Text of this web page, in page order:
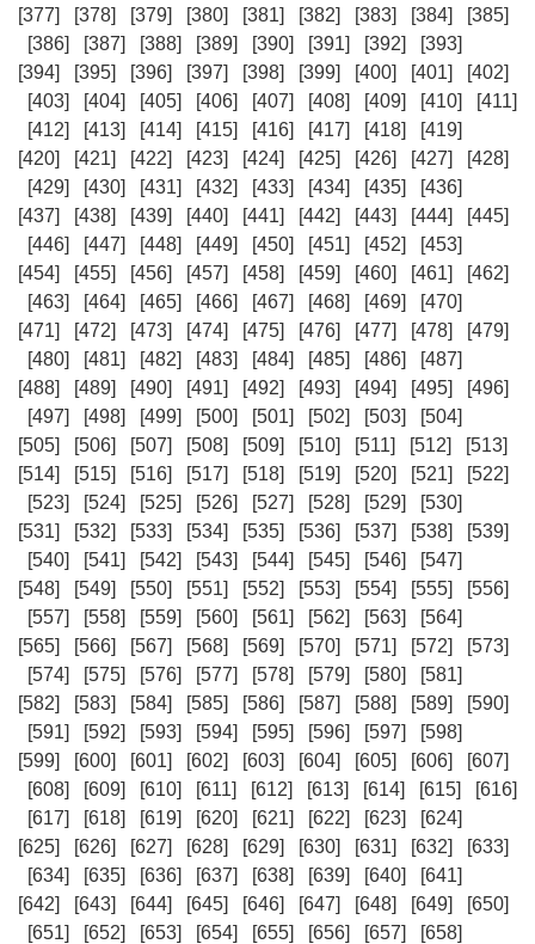
[377]
[378] [379] [380] [381] [382] [383] [384]
[385]
[386]
[387] [388] [389] [390] [391] [392]
[393]
[394]
[395] [396] [397] [398] [399] [400] [401]
[402]
[403]
[404] [405] [406] [407] [408] [409] [410]
[411]
[412]
[413] [414] [415] [416] [417] [418]
[419]
[420]
[421] [422] [423] [424] [425] [426] [427]
[428]
[429]
[430] [431] [432] [433] [434] [435]
[436]
[437]
[438] [439] [440] [441] [442] [443] [444]
[445]
[446]
[447] [448] [449] [450] [451] [452]
[453]
[454]
[455] [456] [457] [458] [459] [460] [461]
[462]
[463]
[464] [465] [466] [467] [468] [469]
[470]
[471]
[472] [473] [474] [475] [476] [477] [478]
[479]
[480]
[481] [482] [483] [484] [485] [486]
[487]
[488]
[489] [490] [491] [492] [493] [494] [495]
[496]
[497]
[498] [499] [500] [501] [502] [503]
[504]
[505]
[506] [507] [508] [509] [510] [511] [512]
[513]
[514]
[515] [516] [517] [518] [519] [520] [521]
[522]
[523]
[524] [525] [526] [527] [528] [529]
[530]
[531]
[532] [533] [534] [535] [536] [537] [538]
[539]
[540]
[541] [542] [543] [544] [545] [546]
[547]
[548]
[549] [550] [551] [552] [553] [554] [555]
[556]
[557]
[558] [559] [560] [561] [562] [563]
[564]
[565]
[566] [567] [568] [569] [570] [571] [572]
[573]
[574]
[575] [576] [577] [578] [579] [580]
[581]
[582]
[583] [584] [585] [586] [587] [588] [589]
[590]
[591]
[592] [593] [594] [595] [596] [597]
[598]
[599]
[600] [601] [602] [603] [604] [605] [606]
[607]
[608]
[609] [610] [611] [612] [613] [614] [615]
[616]
[617]
[618] [619] [620] [621] [622] [623]
[624]
[625]
[626] [627] [628] [629] [630] [631] [632]
[633]
[634]
[635] [636] [637] [638] [639] [640]
[641]
[642]
[643] [644] [645] [646] [647] [648] [649]
[650]
[651]
[652] [653] [654] [655] [656] [657]
[658]